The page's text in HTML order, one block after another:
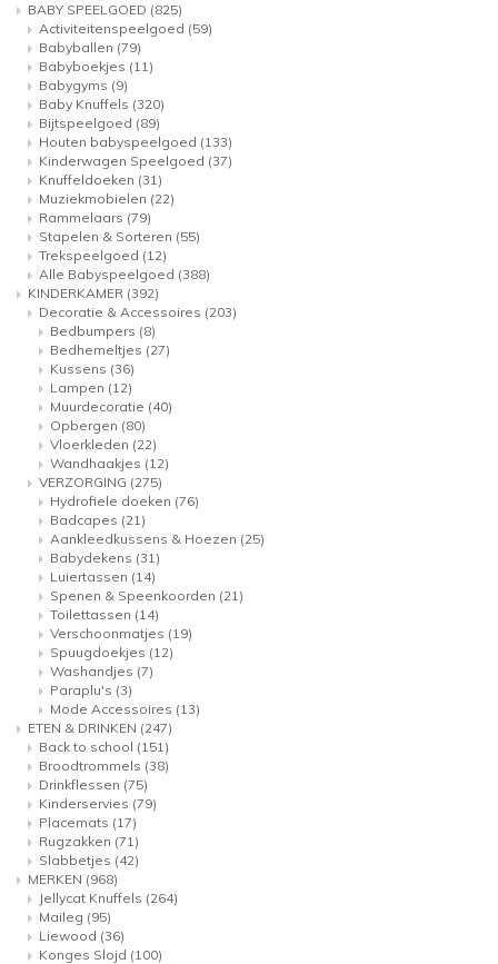
BABY SPEELGOED (825)
Activiteitenspeelgoed (59)
Babyballen (79)
Babyboekjes (11)
Babygyms (9)
Baby Knuffels (320)
Bijtspeelgoed (89)
Houten babyspeelgoed (133)
Kinderwagen Speelgoed (37)
Knuffeldoeken (31)
Muziekmobielen (22)
Rammelaars (79)
Stapelen & Sorteren (55)
Trekspeelgoed (12)
Alle Babyspeelgoed (388)
KINDERKAMER (392)
Decoratie & Accessoires (203)
Bedbumpers (8)
Bedhemeltjes (27)
Kussens (36)
Lampen (12)
Muurdecoratie (40)
Opbergen (80)
Vloerkleden (22)
Wandhaakjes (12)
VERZORGING (275)
Hydrofiele doeken (76)
Badcapes (21)
Aankleedkussens & Hoezen (25)
Babydekens (31)
Luiertassen (14)
Spenen & Speenkoorden (21)
Toilettassen (14)
Verschoonmatjes (19)
Spuugdoekjes (12)
Washandjes (7)
Paraplu's (3)
Mode Accessoires (13)
ETEN & DRINKEN (247)
Back to school (151)
Broodtrommels (38)
Drinkflessen (75)
Kinderservies (79)
Placemats (17)
Rugzakken (71)
Slabbetjes (42)
MERKEN (968)
Jellycat Knuffels (264)
Maileg (95)
Liewood (36)
Konges Slojd (100)